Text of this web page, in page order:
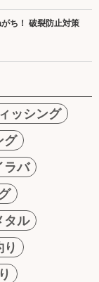
ち！ 破裂防止対策
ッシング
グ
ラバ
タル